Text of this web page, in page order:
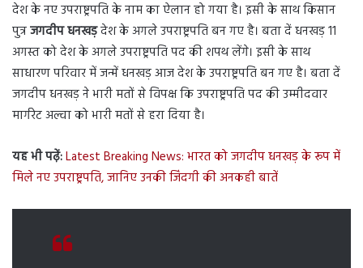
देश के नए उपराष्ट्रपति के नाम का ऐलान हो गया है। इसी के साथ किसान
पुत्रजगदीप धनखड़देश के अगले उपराष्ट्रपति बन गए है। बता दें धनखड़ 11
अगस्त को देश के अगले उपराष्ट्रपति पद की शपथ लेंगे। इसी के साथ
साधारण परिवार में जन्में धनखड़ आज देश के उपराष्ट्रपति बन गए है। बता दें
जगदीप धनखड़ ने भारी मतों से विपक्ष कि उपराष्ट्रपति पद की उम्मीदवार
मार्गरेट अल्वा को भारी मतों से हरा दिया है।
यह भी पढ़ें:Latest Breaking News: भारत को जगदीप धनखड़ के रूप में
मिले नए उपराष्ट्रपति, जानिए उनकी जिंदगी की अनकही बातें